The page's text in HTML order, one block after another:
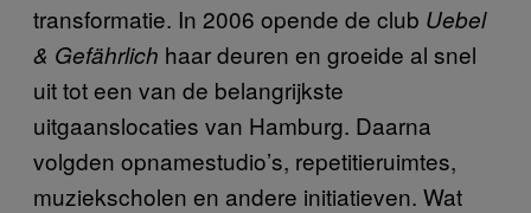
transformatie. In 2006 opende de club Uebel
& Gefährlich haar deuren en groeide al snel
uit tot een van de belangrijkste
uitgaanslocaties van Hamburg. Daarna
volgden opnamestudio’s, repetitieruimtes,
muziekscholen en andere initiatieven. Wat